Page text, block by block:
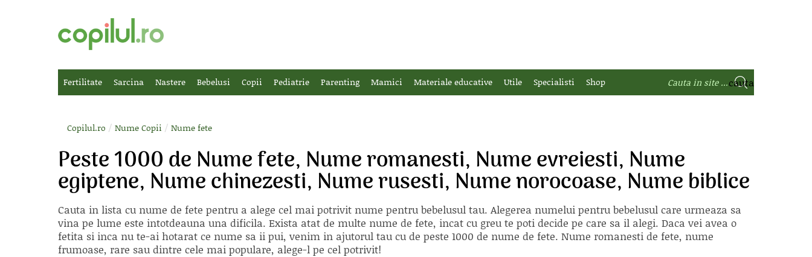
Fertilitate Sarcina Nastere Bebelusi Copii Pediatrie Parenting Mamici Materiale educative Utile Specialisti Shop
Copilul.ro / Nume Copii / Nume fete
Peste 1000 de Nume fete, Nume romanesti, Nume evreiesti, Nume
egiptene, Nume chinezesti, Nume rusesti, Nume norocoase, Nume biblice
Cauta in lista cu nume de fete pentru a alege cel mai potrivit nume pentru bebelusul tau. Alegerea numelui pentru bebelusul care urmeaza sa
vina pe lume este intotdeauna una dificila. Exista atat de multe nume de fete, incat cu greu te poti decide pe care sa il alegi. Daca vei avea o
fetita si inca nu te-ai hotarat ce nume sa ii pui, venim in ajutorul tau cu de peste 1000 de nume de fete. Nume romanesti de fete, nume
frumoase, rare sau dintre cele mai populare, alege-l pe cel potrivit!